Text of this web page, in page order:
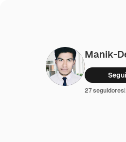
Manik-
27 seguidores|